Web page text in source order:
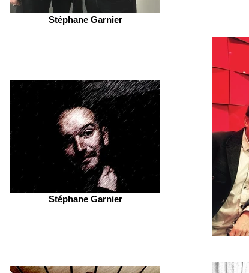
Stéphane Garnier
Stéphane Garnier